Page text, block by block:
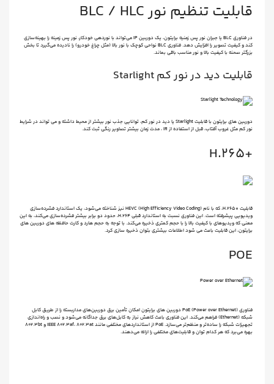
قابلیت تنظیم نور BLC / HLC
در فناوری BLC یا جبران نور پس زمنیه برایتون، یک دوربین IP می‌تواند با نوردهی خودکار، نور پس زمینه را بهینه‌سازی
کند و کیفیت تصویر را افزایش دهد. فناوری BLC نواحی کوچک با نور بالا (مثل چراغ خودرو) را نادیده می‌گیرد تا بخش
بزرگتر صحنه با کیفیت بالا و نور مناسب باقی بماند.
قابلیت دید در نور کم Starlight
دوربین های برایتون با قابلیت Starlight یا دید در نور کم، توانایی جذب نور بیشتر از محیط داشته و می تواند در شرایط
نور کم مثل غروب آفتاب، قبل از استفاده از IR ، مدت زمان بیشتر تصاویر رنگی ثبت کند.
+H.265
قابلیت +H.265، که با نام HEVC (High Efficiency Video Coding) نیز شناخته می‌شود، یک استاندارد فشرده‌سازی
ویدیویی پیشرفته است. این فناوری نسبت به استاندارد قبلی H.264، حدود دو برابر بیشتر فشرده‌سازی می‌کند، به این
معنی که ویدیوهای با کیفیت بالا را با حجم کمتری ذخیره می‌کند. با توجه به حجم هارد و کارت حافظه های دوربین های
برایتون، این قابلیت باعث می شود اطلاعات بیشتری بتوان ذخیره سازی کرد.
POE
فناوری PoE (Power over Ethernet) دوربین های برایتون امکان تأمین برق دوربین‌های مداربسته را از طریق کابل
شبکه (Ethernet) فراهم می‌کند. این فناوری باعث کاهش نیاز به کابل‌های برق جداگانه می‌شود و نصب و راه‌اندازی
تجهیزات شبکه را ساده‌تر و منظم‌تر می‌سازد. PoE از استانداردهای مختلفی مانند IEEE 802.3af، 802.3at و 802.3bt
بهره می‌برد که هر کدام توان و قابلیت‌های مختلفی را ارائه می‌دهند.